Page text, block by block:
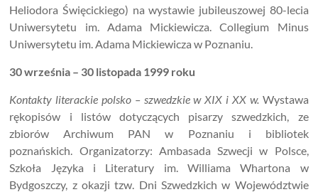
Heliodora Święcickiego) na wystawie jubileuszowej 80-lecia
Uniwersytetu im. Adama Mickiewicza. Collegium Minus
Uniwersytetu im. Adama Mickiewicza w Poznaniu.
30 września – 30 listopada 1999 roku
Kontakty literackie polsko – szwedzkie w XIX i XX w.Wystawa
rękopisów i listów dotyczących pisarzy szwedzkich, ze
zbiorów Archiwum PAN w Poznaniu i bibliotek
poznańskich. Organizatorzy: Ambasada Szwecji w Polsce,
Szkoła Języka i Literatury im. Williama Whartona w
Bydgoszczy, z okazji tzw. Dni Szwedzkich w Województwie